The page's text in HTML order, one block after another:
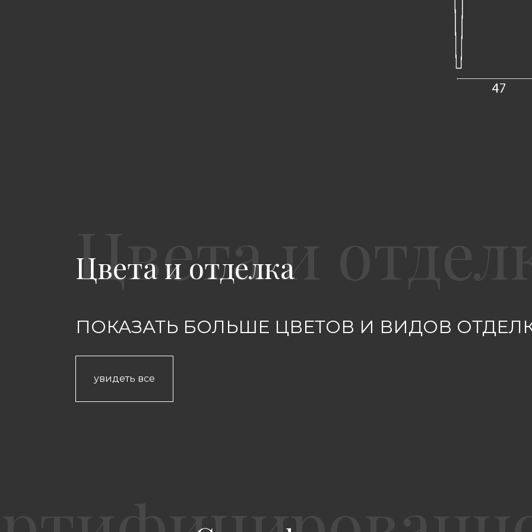
Цвета и отделка
ПОКАЗАТЬ БОЛЬШЕ ЦВЕТОВ И ВИДОВ
увидеть все